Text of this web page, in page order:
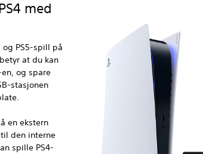
med
PS5-spill på
at du kan
og spare
stasjonen
en ekstern
den interne
spille PS4-